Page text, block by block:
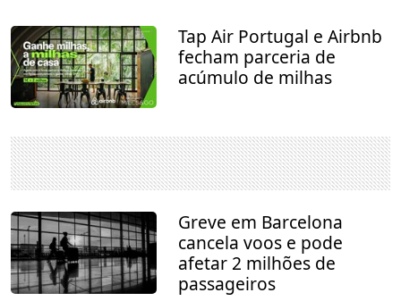
Tap Air Portugal e Airbnb
fecham parceria de
acúmulo de milhas
Greve em Barcelona
cancela voos e pode
afetar 2 milhões de
passageiros